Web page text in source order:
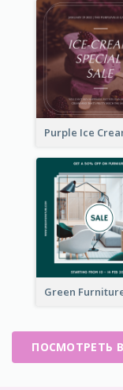
ПОСМОТРЕТЬ